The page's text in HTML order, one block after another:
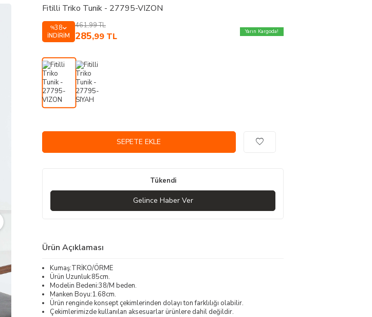
Fitilli Triko Tunik - 27795-VIZON
%38
İNDIRIM
461,99TL
285,99 TL Yarın Kargoda!
SEPETE EKLE
Tükendi
Gelince Haber Ver
Ürün Açıklaması
Kumaş:TRİKO/ÖRME
Ürün Uzunluk:85cm.
Modelin Bedeni:38/M beden.
Manken Boyu:1.68cm.
Ürün renginde konsept çekimlerinden dolayı ton farklılığı olabilir.
Çekimlerimizde kullanılan aksesuarlar ürünlere dahil değildir.